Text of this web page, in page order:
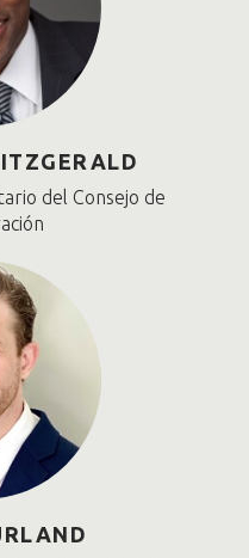
del Consejo de